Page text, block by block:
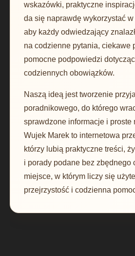
wskazówki, praktyczne
da się naprawdę wykorzystać
aby każdy odwiedzający
na codzienne pytania, ciekawe
pomocne podpowiedzi
codziennych obowiązków.
Naszą ideą jest tworzenie
poradnikowego, do którego
sprawdzone informacje i proste
Wujek Marek to internetowa
którzy lubią praktyczne treści,
i porady podane bez zbędnego
miejsce, w którym liczy się
przejrzystość i codzienna